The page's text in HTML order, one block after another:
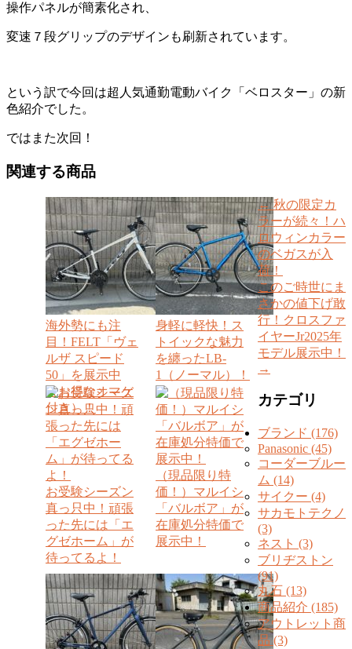
操作パネルが簡素化され、
変速７段グリップのデザインも刷新されています。
という訳で今回は超人気通勤電動バイク「ベロスター」の新
色紹介でした。
ではまた次回！
関連する商品
海外勢にも注
目！FELT「ヴェ
ルザ スピード
50」を展示中
（お得なオマケ
付き）！
身軽に軽快！ス
トイックな魅力
を纏ったLB-
1（ノーマル）！
お受験シーズン
真っ只中！頑張
った先には「エ
グゼホーム」が
待ってるよ！
（現品限り特
価！）マルイシ
「バルボア」が
在庫処分特価で
展示中！
←秋の限定カ
ラーが続々！ハ
ロウィンカラー
のベガスが入
荷！
このご時世にま
さかの値下げ敢
行！クロスファ
イヤーJr2025年
モデル展示中！
→
カテゴリ
ブランド (176)
Panasonic (45)
コーダーブルー
ム (14)
サイクー (4)
サカモトテクノ
(3)
ネスト (3)
ブリヂストン
(91)
丸石 (13)
商品紹介 (185)
アウトレット商
品 (3)